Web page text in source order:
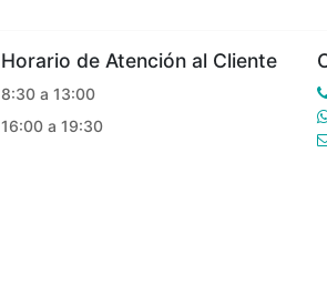
Horario de Atención al Cliente
8:30 a 13:00
16:00 a 19:30